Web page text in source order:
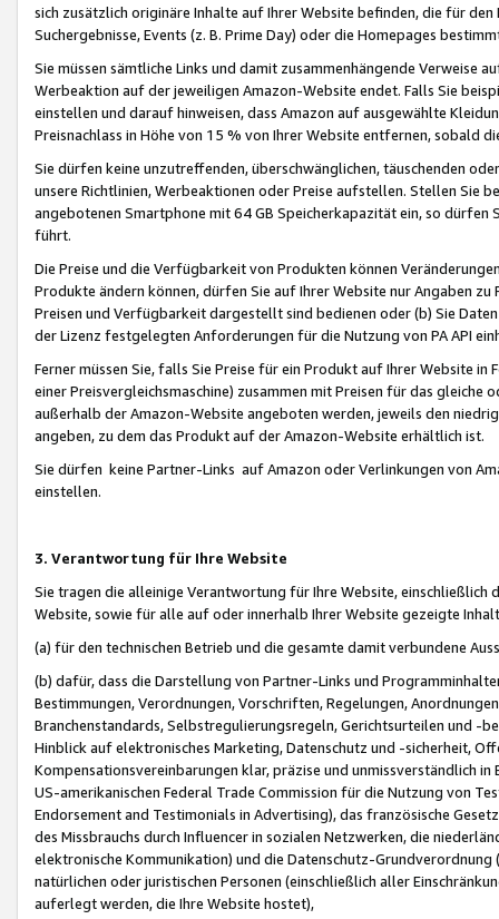
sich zusätzlich originäre Inhalte auf Ihrer Website befinden, die für
Suchergebnisse, Events (z. B. Prime Day) oder die Homepages
Sie müssen sämtliche Links und damit zusammenhängende
Werbeaktion auf der jeweiligen Amazon-Website endet. Falls Sie
einstellen und darauf hinweisen, dass Amazon auf ausgewählte
Preisnachlass in Höhe von 15 % von Ihrer Website entfernen, sobald
Sie dürfen keine unzutreffenden, überschwänglichen, täuschenden
unsere Richtlinien, Werbeaktionen oder Preise aufstellen. Stellen Sie
angebotenen Smartphone mit 64 GB Speicherkapazität ein, so dürfen
führt.
Die Preise und die Verfügbarkeit von Produkten können
Produkte ändern können, dürfen Sie auf Ihrer Website nur Angaben
Preisen und Verfügbarkeit dargestellt sind bedienen oder (b) Sie
der Lizenz festgelegten Anforderungen für die Nutzung von PA API
Ferner müssen Sie, falls Sie Preise für ein Produkt auf Ihrer Website
einer Preisvergleichsmaschine) zusammen mit Preisen für das
außerhalb der Amazon-Website angeboten werden, jeweils den
angeben, zu dem das Produkt auf der Amazon-Website erhältlich ist.
Sie dürfen keine Partner-Links auf Amazon oder Verlinkungen von
einstellen.
3. Verantwortung für Ihre Website
Sie tragen die alleinige Verantwortung für Ihre Website,
Website, sowie für alle auf oder innerhalb Ihrer Website gezeigte
(a) für den technischen Betrieb und die gesamte damit verbundene
(b) dafür, dass die Darstellung von Partner-Links und
Bestimmungen, Verordnungen, Vorschriften, Regelungen,
Branchenstandards, Selbstregulierungsregeln, Gerichtsurteilen und -
Hinblick auf elektronisches Marketing, Datenschutz und -sicherheit,
Kompensationsvereinbarungen klar, präzise und unmissverständlich
US-amerikanischen Federal Trade Commission für die Nutzung von
Endorsement and Testimonials in Advertising), das französische
des Missbrauchs durch Influencer in sozialen Netzwerken, die
elektronische Kommunikation) und die Datenschutz-
natürlichen oder juristischen Personen (einschließlich aller
auferlegt werden, die Ihre Website hostet),